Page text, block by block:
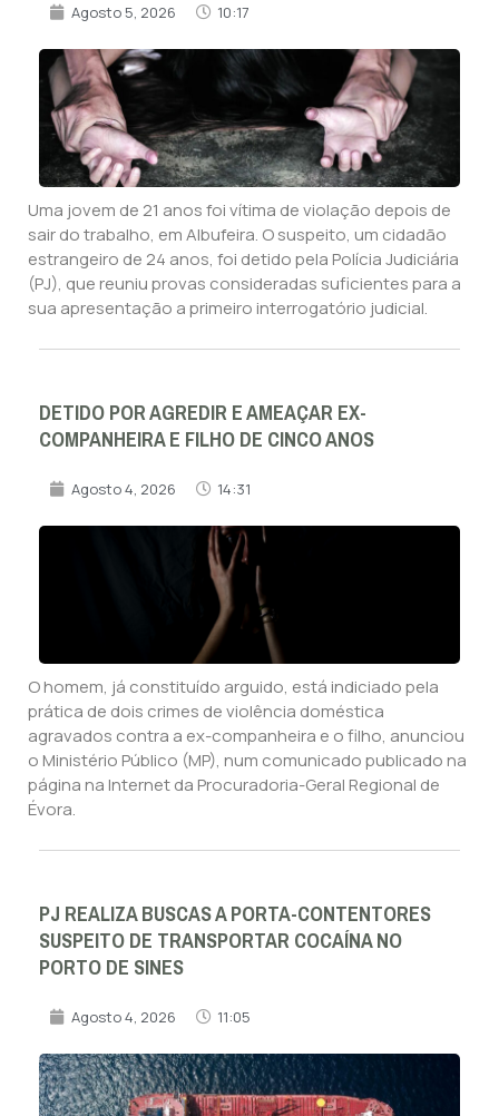
Agosto 5, 2026 10:17
Uma jovem de 21 anos foi vítima de violação depois de
sair do trabalho, em Albufeira. O suspeito, um cidadão
estrangeiro de 24 anos, foi detido pela Polícia Judiciária
(PJ), que reuniu provas consideradas suficientes para a
sua apresentação a primeiro interrogatório judicial.
DETIDO POR AGREDIR E AMEAÇAR EX-
COMPANHEIRA E FILHO DE CINCO ANOS
Agosto 4, 2026 14:31
O homem, já constituído arguido, está indiciado pela
prática de dois crimes de violência doméstica
agravados contra a ex-companheira e o filho, anunciou
o Ministério Público (MP), num comunicado publicado na
página na Internet da Procuradoria-Geral Regional de
Évora.
PJ REALIZA BUSCAS A PORTA-CONTENTORES
SUSPEITO DE TRANSPORTAR COCAÍNA NO
PORTO DE SINES
Agosto 4, 2026 11:05